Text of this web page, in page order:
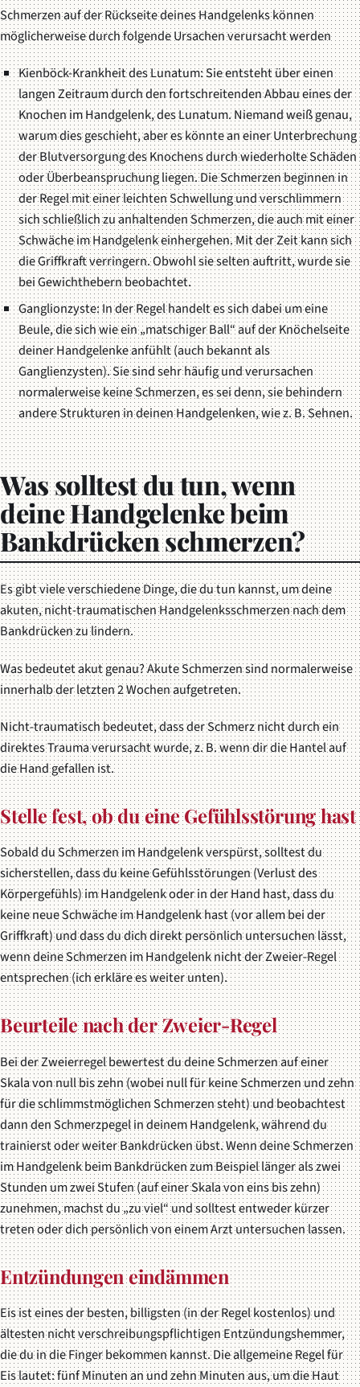
Schmerzen auf der Rückseite deines Handgelenks können
möglicherweise durch folgende Ursachen verursacht werden
Kienböck-Krankheit des Lunatum: Sie entsteht über einen
langen Zeitraum durch den fortschreitenden Abbau eines der
Knochen im Handgelenk, des Lunatum. Niemand weiß genau,
warum dies geschieht, aber es könnte an einer Unterbrechung
der Blutversorgung des Knochens durch wiederholte Schäden
oder Überbeanspruchung liegen. Die Schmerzen beginnen in
der Regel mit einer leichten Schwellung und verschlimmern
sich schließlich zu anhaltenden Schmerzen, die auch mit einer
Schwäche im Handgelenk einhergehen. Mit der Zeit kann sich
die Griffkraft verringern. Obwohl sie selten auftritt, wurde sie
bei Gewichthebern beobachtet.
Ganglionzyste: In der Regel handelt es sich dabei um eine
Beule, die sich wie ein „matschiger Ball“ auf der Knöchelseite
deiner Handgelenke anfühlt (auch bekannt als
Ganglienzysten). Sie sind sehr häufig und verursachen
normalerweise keine Schmerzen, es sei denn, sie behindern
andere Strukturen in deinen Handgelenken, wie z. B. Sehnen.
Was solltest du tun, wenn
deine Handgelenke beim
Bankdrücken schmerzen?
Es gibt viele verschiedene Dinge, die du tun kannst, um deine
akuten, nicht-traumatischen Handgelenksschmerzen nach dem
Bankdrücken zu lindern.
Was bedeutet akut genau? Akute Schmerzen sind normalerweise
innerhalb der letzten 2 Wochen aufgetreten.
Nicht-traumatisch bedeutet, dass der Schmerz nicht durch ein
direktes Trauma verursacht wurde, z. B. wenn dir die Hantel auf
die Hand gefallen ist.
Stelle fest, ob du eine Gefühlsstörung hast
Sobald du Schmerzen im Handgelenk verspürst, solltest du
sicherstellen, dass du keine Gefühlsstörungen (Verlust des
Körpergefühls) im Handgelenk oder in der Hand hast, dass du
keine neue Schwäche im Handgelenk hast (vor allem bei der
Griffkraft) und dass du dich direkt persönlich untersuchen lässt,
wenn deine Schmerzen im Handgelenk nicht der Zweier-Regel
entsprechen (ich erkläre es weiter unten).
Beurteile nach der Zweier-Regel
Bei der Zweierregel bewertest du deine Schmerzen auf einer
Skala von null bis zehn (wobei null für keine Schmerzen und zehn
für die schlimmstmöglichen Schmerzen steht) und beobachtest
dann den Schmerzpegel in deinem Handgelenk, während du
trainierst oder weiter Bankdrücken übst. Wenn deine Schmerzen
im Handgelenk beim Bankdrücken zum Beispiel länger als zwei
Stunden um zwei Stufen (auf einer Skala von eins bis zehn)
zunehmen, machst du „zu viel“ und solltest entweder kürzer
treten oder dich persönlich von einem Arzt untersuchen lassen.
Entzündungen eindämmen
Eis ist eines der besten, billigsten (in der Regel kostenlos) und
ältesten nicht verschreibungspflichtigen Entzündungshemmer,
die du in die Finger bekommen kannst. Die allgemeine Regel für
Eis lautet: fünf Minuten an und zehn Minuten aus, um die Haut